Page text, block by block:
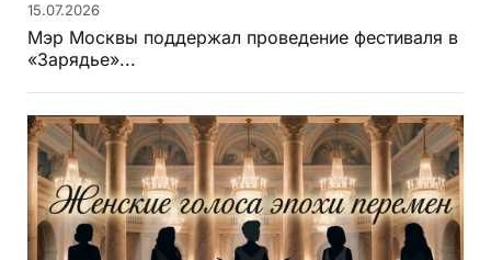
15.07.2026
Мэр Москвы поддержал проведение фестиваля в
«Зарядье»...